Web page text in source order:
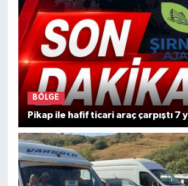
BÖLGE
Pikap ile hafif ticari araç çarpıştı 7